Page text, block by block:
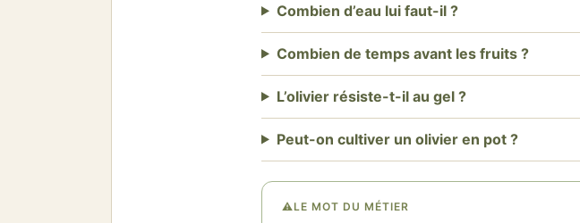
Combien d’eau lui faut-il ?
Combien de temps avant les fruits ?
L’olivier résiste-t-il au gel ?
Peut-on cultiver un olivier en pot ?
⚠LE MOT DU MÉTIER